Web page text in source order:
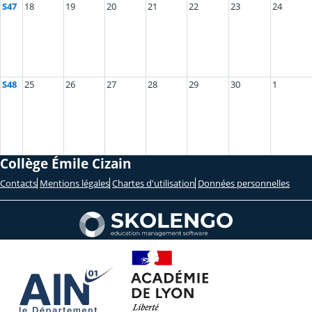
S47 18 19 20 21 22 23 24
S48 25 26 27 28 29 30 1
Collège Émile Cizain
Contacts Mentions légales Chartes d'utilisation Données personnelles